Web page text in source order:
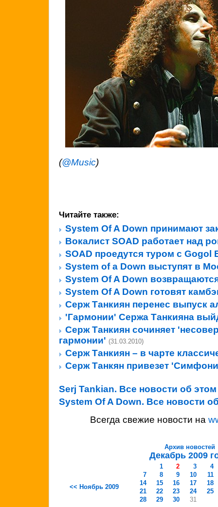
(@Music)
Читайте также:
System Of A Down принимают
Вокалист SOAD работает над
SOAD проедутся туром с Gogol
System of a Down выступят в
System Of A Down
System Of A Down готовят
Серж Танкиян перенес выпуск
'Гармонии' Сержа Танкияна
Серж Танкиян сочиняет
гармонии' (31.03.2010)
Серж Танкиян – в чарте
Серж Танкян привезет
Serj Tankian. Все новости об
System Of A Down. Все новости
Всегда свежие новости на
Архив новостей
Декабрь 2009
<< Ноябрь 2009
1 2 3
4
7
8 9 10
11
14
15 16 17
18
21
22 23 24
25
28
29 30 31